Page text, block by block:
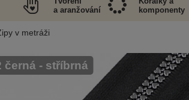
a aranžování
komponenty
v metráži
černá - stříbrná